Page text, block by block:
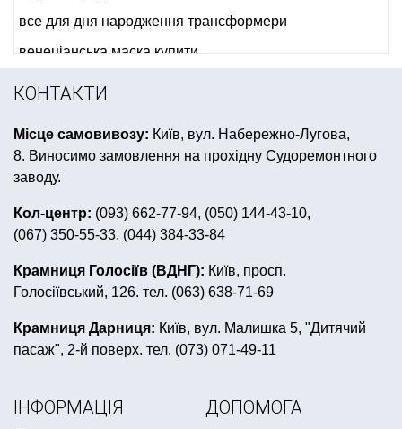
все для дня народження трансформери
венеціанська маска купити
кульки гелеві ціна все для нового року купити
день народження в стилі крижане серце
перший день народження синочка
іграшкова зброя
все для дня народження смішарики
свічки на торт купити
шпажки ціна
квест бокс
ковбойська вечірка дитячий хелловін
купити прапор україни
свічки цифри
новорічна гірлянда ціна
фіксики декор для дня народження
КОНТАКТИ
Місце самовивозу: Київ, вул. Набережно-Лугова,
8. Виносимо замовлення на прохідну Судоремонтного
заводу.
Кол-центр: (093) 662-77-94, (050) 144-43-10,
(067) 350-55-33, (044) 384-33-84
Крамниця Голосіїв (ВДНГ): Київ, просп.
Голосіївський, 126. тел. (063) 638-71-69
Крамниця Дарниця: Київ, вул. Малишка 5, "Дитячий
пасаж", 2-й поверх. тел. (073) 071-49-11
ІНФОРМАЦІЯ ДОПОМОГА